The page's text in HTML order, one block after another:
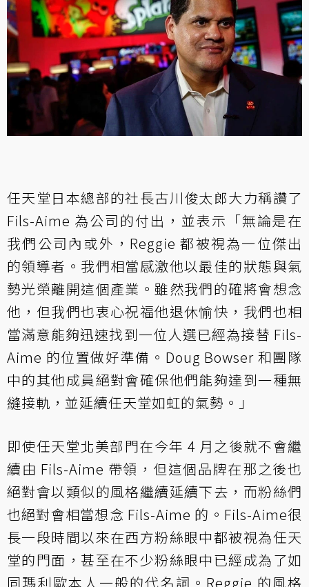
任天堂日本總部的社長古川俊太郎大力稱讚了
Fils-Aime 為公司的付出，並表示「無論是在
我們公司內或外，Reggie 都被視為一位傑出
的領導者。我們相當感激他以最佳的狀態與氣
勢光榮離開這個產業。雖然我們的確將會想念
他，但我們也衷心祝福他退休愉快，我們也相
當滿意能夠迅速找到一位人選已經為接替 Fils-
Aime 的位置做好準備。Doug Bowser 和團隊
中的其他成員絕對會確保他們能夠達到一種無
縫接軌，並延續任天堂如虹的氣勢。」
即使任天堂北美部門在今年 4 月之後就不會繼
續由 Fils-Aime 帶領，但這個品牌在那之後也
絕對會以類似的風格繼續延續下去，而粉絲們
也絕對會相當想念 Fils-Aime 的。Fils-Aime很
長一段時間以來在西方粉絲眼中都被視為任天
堂的門面，甚至在不少粉絲眼中已經成為了如
同瑪利歐本人一般的代名詞。Reggie 的風格